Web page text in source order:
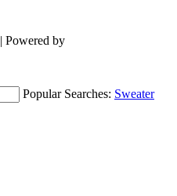
| Powered by
Popular Searches: Sweater